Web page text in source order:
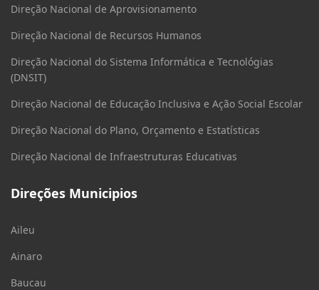
Direção Nacional de Aprovisionamento
Direção Nacional de Recursos Humanos
Direção Nacional do Sistema Informática e Tecnológias
(DNSIT)
Direção Nacional de Educação Inclusiva e Ação Social Escolar
Direção Nacional do Plano, Orçamento e Estatísticas
Direção Nacional de Infraestruturas Educativas
Direções Municipios
Aileu
Ainaro
Baucau